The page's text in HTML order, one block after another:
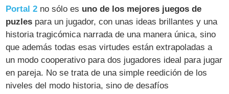
Portal 2 no sólo es uno de los mejores juegos de
puzles para un jugador, con unas ideas brillantes y una
historia tragicómica narrada de una manera única, sino
que además todas esas virtudes están extrapoladas a
un modo cooperativo para dos jugadores ideal para jugar
en pareja. No se trata de una simple reedición de los
niveles del modo historia, sino de desafíos